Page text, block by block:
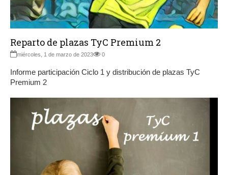
Reparto de plazas TyC Premium 2
miércoles, 1 de marzo de 2023 0
Informe participación Ciclo 1 y distribución de plazas TyC
Premium 2